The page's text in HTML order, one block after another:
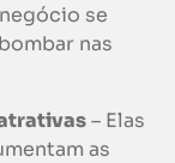
se
nas
– Elas
as